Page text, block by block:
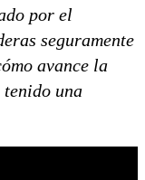
por el
seguramente
avance la
una